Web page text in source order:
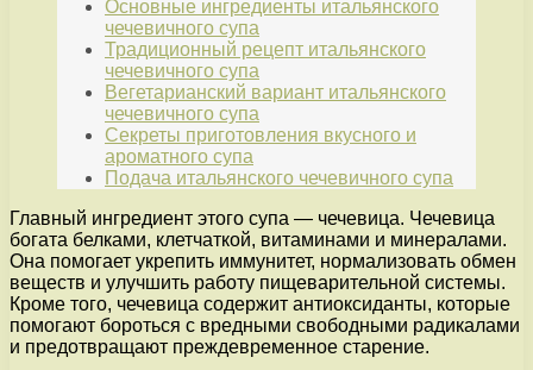
Основные ингредиенты итальянского
чечевичного супа
Традиционный рецепт итальянского
чечевичного супа
Вегетарианский вариант итальянского
чечевичного супа
Секреты приготовления вкусного и
ароматного супа
Подача итальянского чечевичного супа
Главный ингредиент этого супа — чечевица. Чечевица
богата белками, клетчаткой, витаминами и минералами.
Она помогает укрепить иммунитет, нормализовать обмен
веществ и улучшить работу пищеварительной системы.
Кроме того, чечевица содержит антиоксиданты, которые
помогают бороться с вредными свободными радикалами
и предотвращают преждевременное старение.